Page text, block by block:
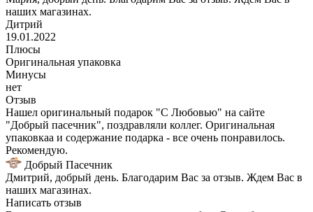
наших магазинах.
Дитрий
19.01.2022
Плюсы
Оригинальная упаковка
Минусы
нет
Отзыв
Нашел оригинальный подарок "С Любовью" на сайте
"Добрый пасечник", поздравляли коллег. Оригинальная
упаковкаа и содержание подарка - все очень понравилось.
Рекомендую.
Добрый Пасечник
Дмитрий, добрый день. Благодарим Вас за отзыв. Ждем Вас в
наших магазинах.
Написать отзыв